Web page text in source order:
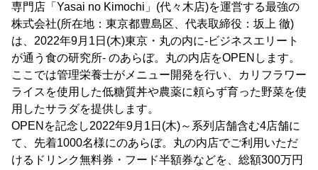
専門店「Yasai no Kimochi」(代々木店)を運営する最強の
株式会社(所在地：東京都豊島区、代表取締役：坂上 徹)
は、2022年9月1日(木)東京・丸の内に-ビジネスエリート
が通う食の研究所- のあらぼ。丸の内店をOPENします。
ここでは管理栄養士がメニュー開発を行い、カリフラワー
ライスを使用した低糖質丼や農薬に頼らず育った野菜を使
用したサラダを提供します。
OPENを記念し2022年9月1日(木)～系列店舗含む4店舗に
て、先着1000名様にのあらぼ。丸の内店でご利用いただ
けるドリンク無料券・フード半額券などを、総額300万円